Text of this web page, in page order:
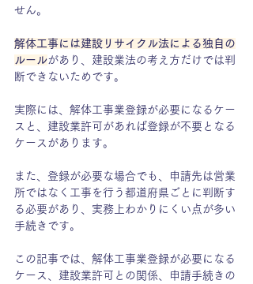
せん。
解体工事には建設リサイクル法による独自の
ルールがあり、建設業法の考え方だけでは判
断できないためです。
実際には、解体工事業登録が必要になるケー
スと、建設業許可があれば登録が不要となる
ケースがあります。
また、登録が必要な場合でも、申請先は営業
所ではなく工事を行う都道府県ごとに判断す
る必要があり、実務上わかりにくい点が多い
手続きです。
この記事では、解体工事業登録が必要になる
ケース、建設業許可との関係、申請手続きの